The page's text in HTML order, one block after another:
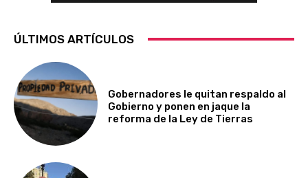
ÚLTIMOS ARTÍCULOS
Gobernadores le quitan respaldo al
Gobierno y ponen en jaque la
reforma de la Ley de Tierras